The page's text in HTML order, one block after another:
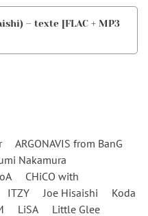
– texte [FLAC + MP3
ARGONAVIS from BanG
Nakamura
CHiCO with
ITZY Joe Hisaishi
Koda
LiSA Little Glee